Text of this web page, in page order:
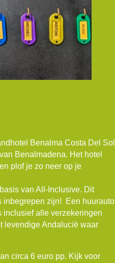
Benalma Costa Del Sol
Benalmadena. Het hotel
plof je zo neer op je
van All-Inclusive. Dit
inbegrepen zijn! Een huurauto
inclusief alle verzekeringen
levendige Andalucië waar
circa 6 euro pp. Kijk voor